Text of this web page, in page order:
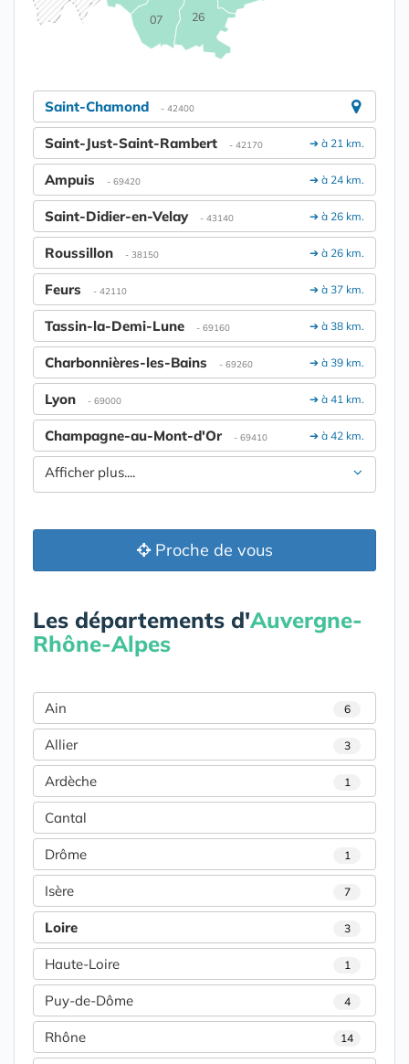
07 26
Saint-Chamond - 42400
➔ à 21 km.
Saint-Just-Saint-Rambert - 42170
➔ à 24 km.
Ampuis - 69420
➔ à 26 km.
Saint-Didier-en-Velay - 43140
➔ à 26 km.
Roussillon - 38150
➔ à 37 km.
Feurs - 42110
➔ à 38 km.
Tassin-la-Demi-Lune - 69160
➔ à 39 km.
Charbonnières-les-Bains - 69260
➔ à 41 km.
Lyon - 69000
➔ à 42 km.
Champagne-au-Mont-d'Or - 69410
Afficher plus....
Proche de vous
Les départements d'Auvergne-
Rhône-Alpes
Ain 6
Allier 3
Ardèche 1
Cantal
Drôme 1
Isère 7
Loire 3
Haute-Loire 1
Puy-de-Dôme 4
Rhône 14